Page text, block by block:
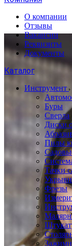
О компании
Отзывы
Вакансии
Реквизиты
Документы
Каталог
Инструмент
Буры
Сверла
Диски
Пилы
Тачки
Фрезы